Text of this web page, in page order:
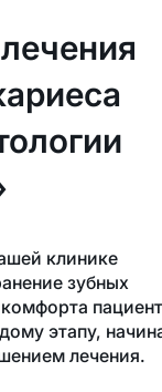
клинике
зубных
этапу,
лечения.